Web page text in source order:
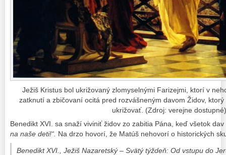
Ježiš Kristus bol ukrižovaný zlomyselnými Farizejmi, ktorí v
zatknutí a zbičovaní ocitá pred rozvášneným davom Židov,
ukrižovať. (Zdroj: verejne dostupné)
Benedikt XVI. sa snaží viviniť židov zo zabitia Pána, keď všetok
na naše deti!“. Na drzo hovorí, že Matúš nehovorí o historických
Benedikt XVI., Ježiš Nazaretský – Svätý týždeň: Od vstupu do